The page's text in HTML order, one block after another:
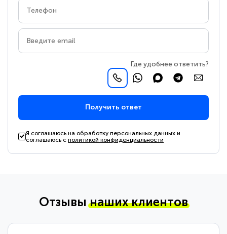
Где удобнее ответить?
Получить ответ
Я соглашаюсь на обработку персональных данных и
соглашаюсь сполитикой конфиденциальности
Отзывынаших клиентов